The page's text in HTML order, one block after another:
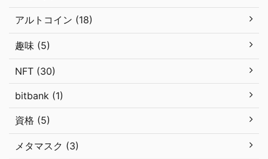
アルトコイン (18)
趣味 (5)
NFT (30)
bitbank (1)
資格 (5)
メタマスク (3)